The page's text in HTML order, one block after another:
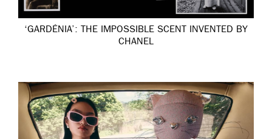
‘GARDÉNIA’: THE IMPOSSIBLE SCENT INVENTED BY
CHANEL